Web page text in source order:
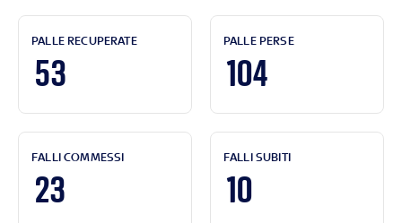
PALLE RECUPERATE
53
PALLE PERSE
104
FALLI COMMESSI
23
FALLI SUBITI
10